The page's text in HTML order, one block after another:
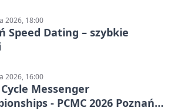
2026, 18:00
Speed Dating – szybkie
2026, 16:00
Messenger
- PCMC 2026 Poznań: